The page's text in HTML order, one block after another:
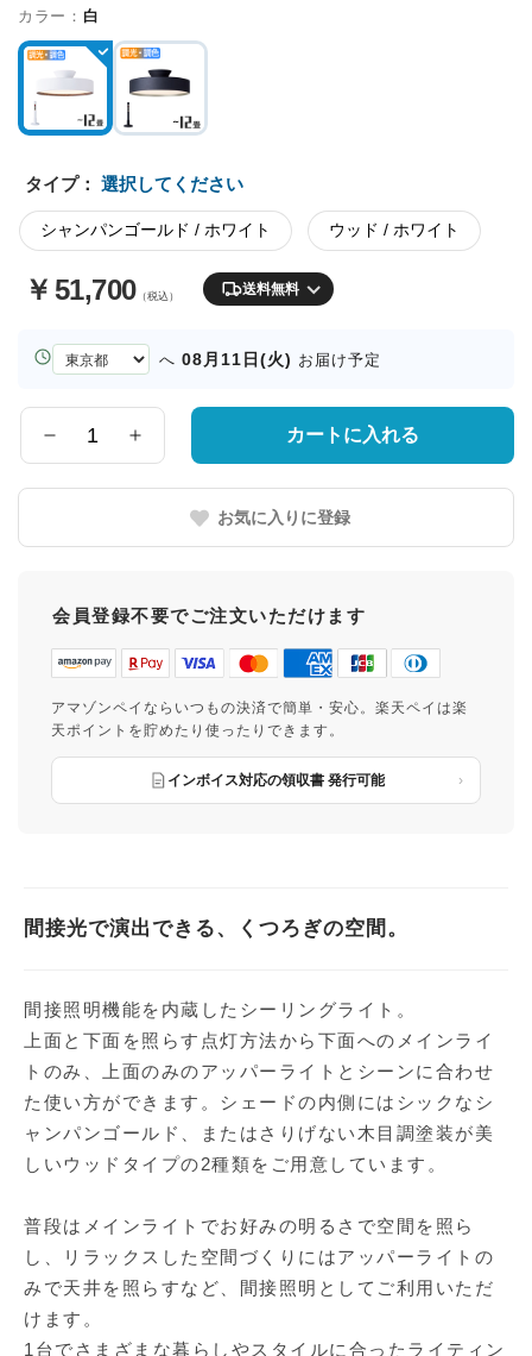
カラー： 白
タイプ： 選択してください
シャンパンゴールド / ホワイト ウッド / ホワイト
￥ 51,700（税込） 送料無料
お
届
県
へ 08月11日(火) お届け予定
量
カートに入れる
お気に入りに登録
会員登録不要でご注文いただけます
アマゾンペイならいつもの決済で簡単・安心。楽天ペイは楽
天ポイントを貯めたり使ったりできます。
インボイス対応の領収書 発行可能
間接光で演出できる、くつろぎの空間。
間接照明機能を内蔵したシーリングライト。
上面と下面を照らす点灯方法から下面へのメインライ
トのみ、上面のみのアッパーライトとシーンに合わせ
た使い方ができます。シェードの内側にはシックなシ
ャンパンゴールド、またはさりげない木目調塗装が美
しいウッドタイプの2種類をご用意しています。
普段はメインライトでお好みの明るさで空間を照ら
し、リラックスした空間づくりにはアッパーライトの
みで天井を照らすなど、間接照明としてご利用いただ
けます。
1台でさまざまな暮らしやスタイルに合ったライティン